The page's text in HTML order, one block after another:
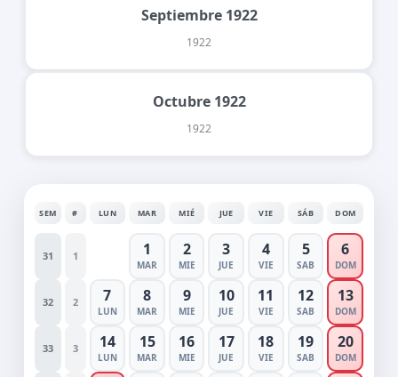
Septiembre 1922
1922
Octubre 1922
1922
SEM # LUN MAR MIÉ JUE VIE SÁB DOM
31 1 1
MAR
2
MIE
3
JUE
4
VIE
5
SAB
6
DOM
32 2 7
LUN
8
MAR
9
MIE
10
JUE
11
VIE
12
SAB
13
DOM
33 3 14
LUN
15
MAR
16
MIE
17
JUE
18
VIE
19
SAB
20
DOM